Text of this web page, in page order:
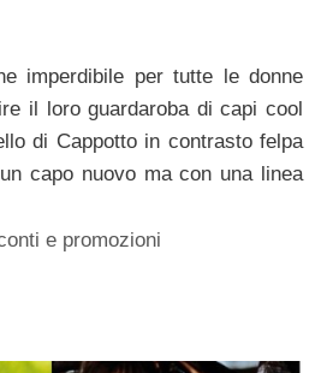
imperdibile per tutte le donne
il loro guardaroba di capi cool
di Cappotto in contrasto felpa
capo nuovo ma con una linea
e promozioni